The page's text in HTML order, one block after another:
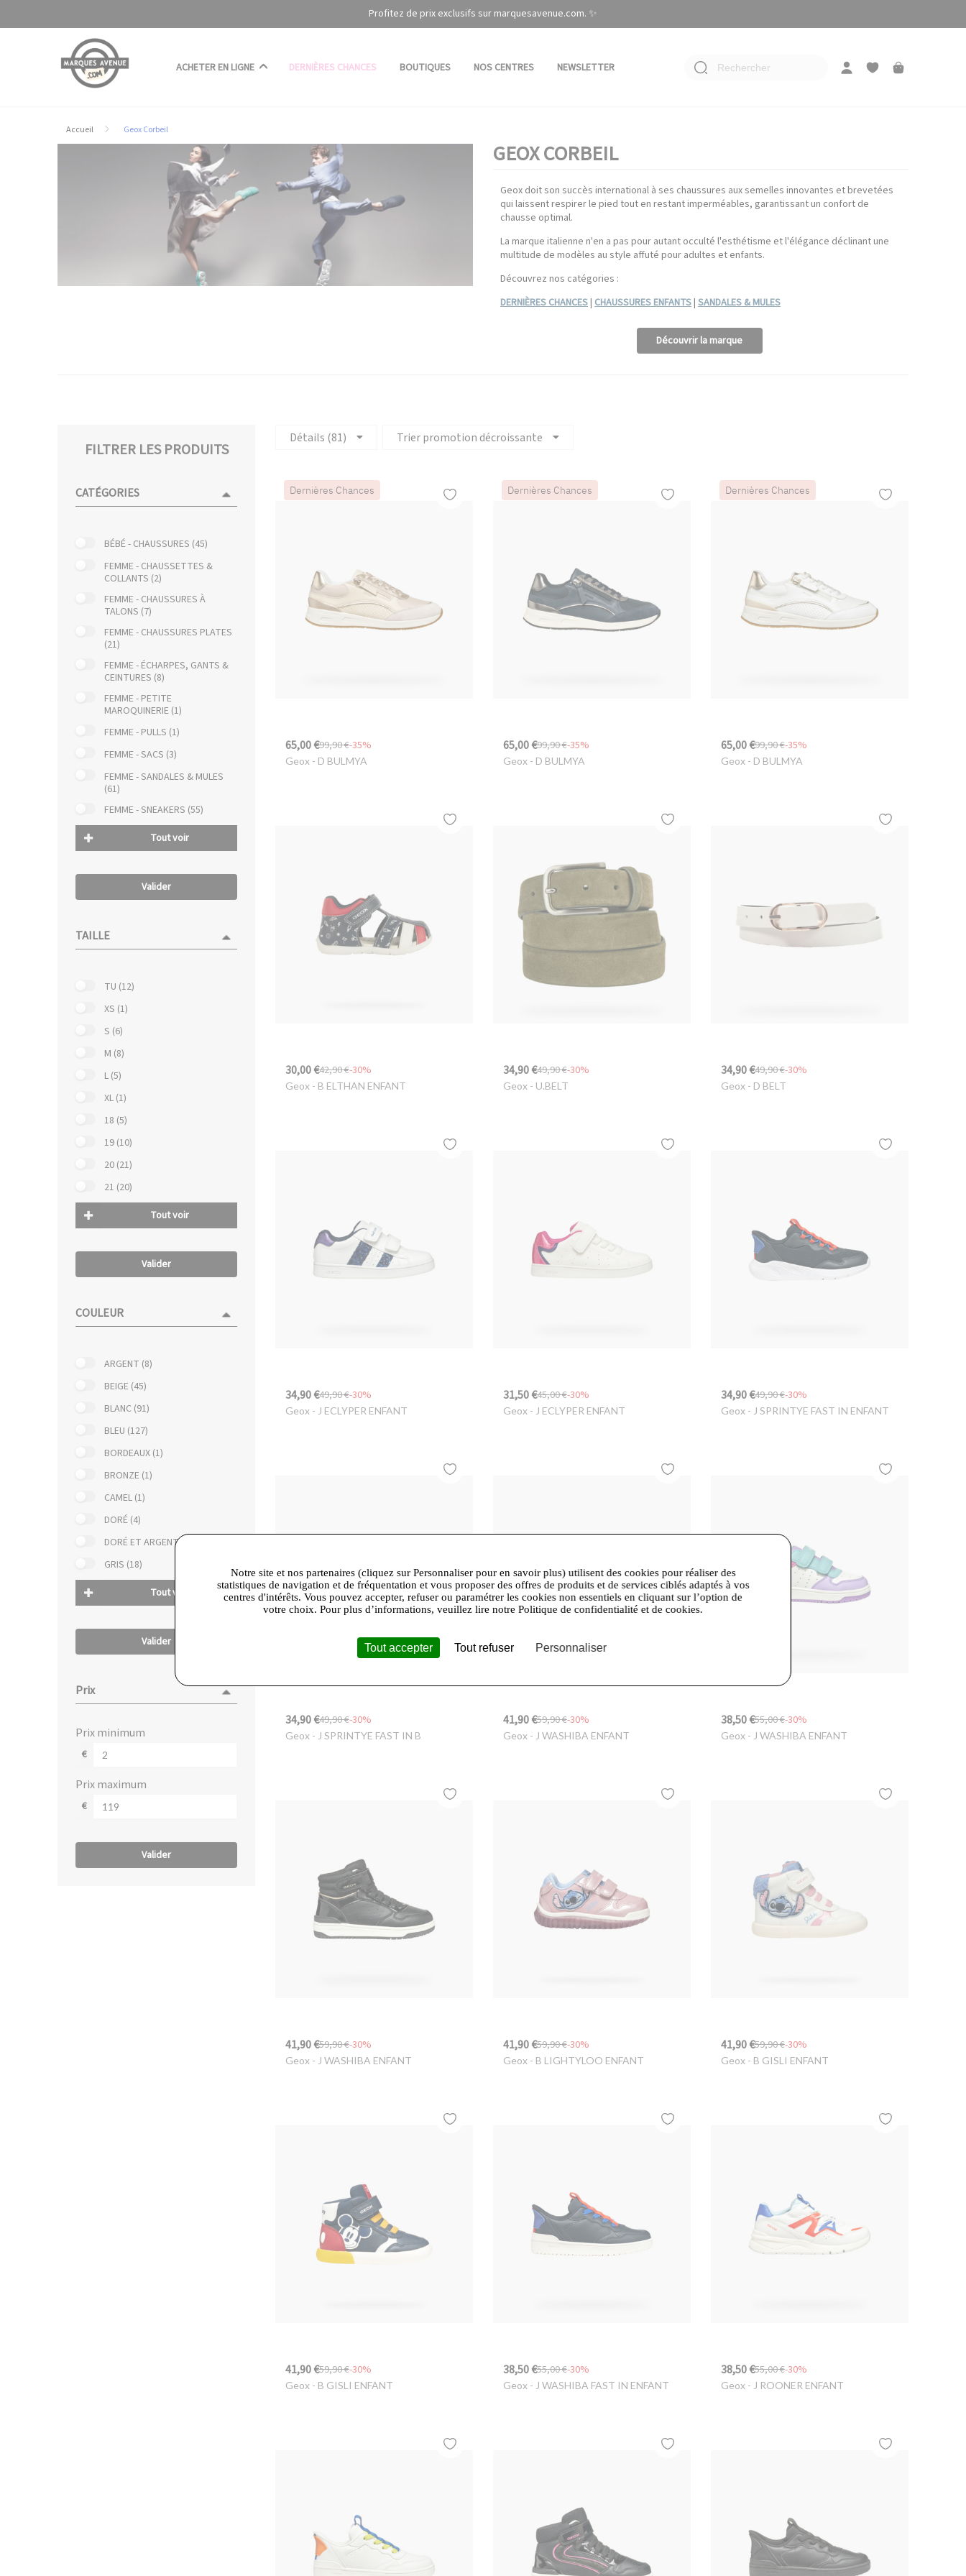
Profitez de prix exclusifs sur marquesavenue.com. ✨
ACHETER EN LIGNE DERNIÈRES CHANCES BOUTIQUES NOS CENTRES NEWSLETTER Rechercher
Accueil Geox Corbeil
GEOX CORBEIL
Geox doit son succès international à ses chaussures aux semelles innovantes et brevetées
qui laissent respirer le pied tout en restant imperméables, garantissant un confort de
chausse optimal.
La marque italienne n'en a pas pour autant occulté l'esthétisme et l'élégance déclinant une
multitude de modèles au style affuté pour adultes et enfants.
Découvrez nos catégories :
DERNIÈRES CHANCES| CHAUSSURES ENFANTS| SANDALES & MULES
Découvrir la marque
FILTRER LES PRODUITS
CATÉGORIES
BÉBÉ - CHAUSSURES (45)
FEMME - CHAUSSETTES &
COLLANTS (2)
FEMME - CHAUSSURES À
TALONS (7)
FEMME - CHAUSSURES PLATES
(21)
FEMME - ÉCHARPES, GANTS &
CEINTURES (8)
FEMME - PETITE
MAROQUINERIE (1)
FEMME - PULLS (1)
FEMME - SACS (3)
FEMME - SANDALES & MULES
(61)
FEMME - SNEAKERS (55)
Tout voir
Valider
TAILLE
TU (12)
XS (1)
S (6)
M (8)
L (5)
XL (1)
18 (5)
19 (10)
20 (21)
21 (20)
Tout voir
Valider
COULEUR
ARGENT (8)
BEIGE (45)
BLANC (91)
BLEU (127)
BORDEAUX (1)
BRONZE (1)
CAMEL (1)
DORÉ (4)
DORÉ ET ARGENT (2)
GRIS (18)
Tout voir
Valider
Prix
prix minimum
€
prix maximum
€
Valider
Détails (81) Trier promotion décroissante
Dernières Chances
65,00 €99,90 €-35%
Geox - D BULMYA
Dernières Chances
65,00 €99,90 €-35%
Geox- D BULMYA
Dernières Chances
65,00 €99,90 €-35%
Geox- D BULMYA
30,00 €42,90 €-30%
Geox - B ELTHAN ENFANT
34,90 €49,90 €-30%
Geox- U.BELT
34,90 €49,90 €-30%
Geox- D BELT
34,90 €49,90 €-30%
Geox - J ECLYPER ENFANT
31,50 €45,00 €-30%
Geox- J ECLYPER ENFANT
34,90 €49,90 €-30%
Geox- J SPRINTYE FAST IN ENFANT
34,90 €49,90 €-30%
Geox - J SPRINTYE FAST IN B
41,90 €59,90 €-30%
Geox- J WASHIBA ENFANT
38,50 €55,00 €-30%
Geox- J WASHIBA ENFANT
41,90 €59,90 €-30%
Geox - J WASHIBA ENFANT
41,90 €59,90 €-30%
Geox- B LIGHTYLOO ENFANT
41,90 €59,90 €-30%
Geox- B GISLI ENFANT
41,90 €59,90 €-30%
Geox - B GISLI ENFANT
38,50 €55,00 €-30%
Geox- J WASHIBA FAST IN ENFANT
38,50 €55,00 €-30%
Geox- J ROONER ENFANT
Notre site et nos partenaires (cliquez sur Personnaliser pour en savoir plus) utilisent des cookies pour réaliser des
statistiques de navigation et de fréquentation et vous proposer des offres de produits et de services ciblés adaptés à vos
centres d'intérêts. Vous pouvez accepter, refuser ou paramétrer les cookies non essentiels en cliquant sur l’option de
votre choix. Pour plus d’informations, veuillez lire notre Politique de confidentialité et de cookies.
Tout accepter Tout refuser Personnaliser